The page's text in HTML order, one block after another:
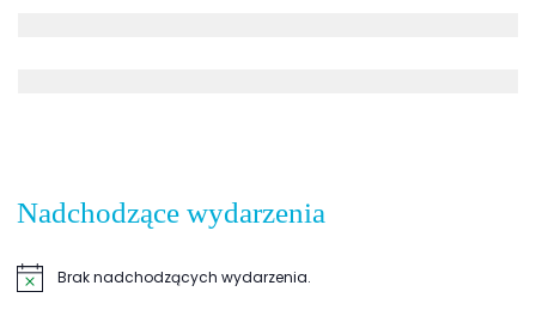
Nadchodzące wydarzenia
Powiadomienie
Brak nadchodzących wydarzenia.